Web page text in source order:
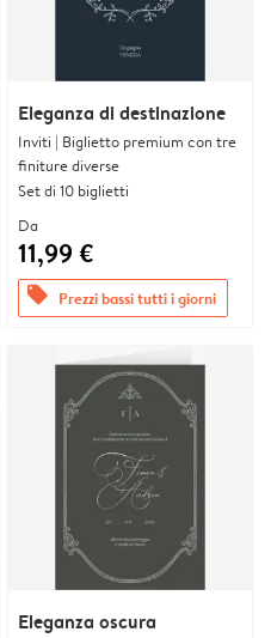
Eleganza di destinazione
Inviti | Biglietto premium con tre
finiture diverse
Set di 10 biglietti
Da
11,99 €
offers Prezzi bassi tutti i giorni
Eleganza oscura